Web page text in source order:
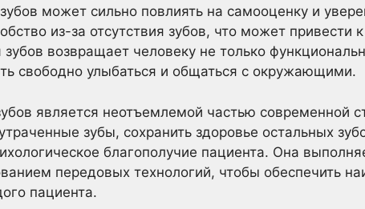
может сильно повлиять на самооценку и
из-за отсутствия зубов, что может привести
возвращает человеку не только
свободно улыбаться и общаться с окружающими.
является неотъемлемой частью современной
зубы, сохранить здоровье остальных
благополучие пациента. Она
передовых технологий, чтобы обеспечить
пациента.